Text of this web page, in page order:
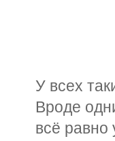
У всех
Вроде
всё равно